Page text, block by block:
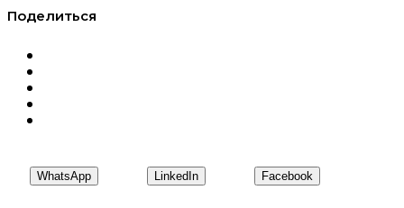
Поделиться
WhatsApp LinkedIn Facebook